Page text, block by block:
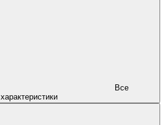
характеристики